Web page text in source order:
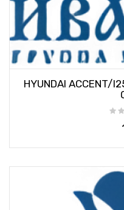
HYUNDAI ACCENT/